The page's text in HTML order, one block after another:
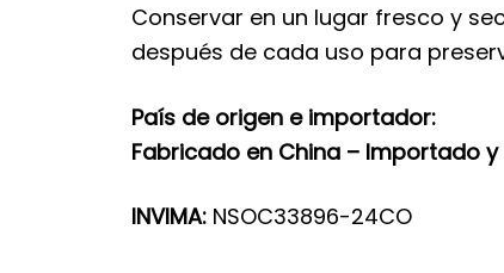
Conservar en un lugar fresco y
después de cada uso para
País de origen e importador:
Fabricado en China – Importado y
INVIMA:NSOC33896-24CO